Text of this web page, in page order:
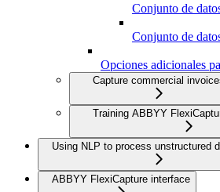
Conjunto de
Conjunto de
Opciones adicionales
Capture commercial
Training ABBYY
Using NLP to process unstructured
ABBYY FlexiCapture interface